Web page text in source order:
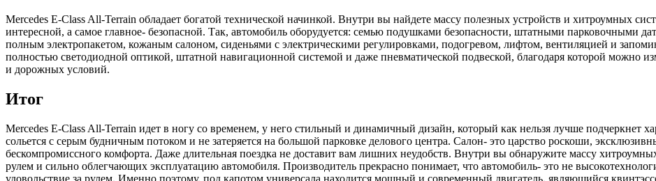
Mercedes E-Class All-Terrain обладает богатой технической начинкой. Внутри вы найдете массу полезных устройств и хитроумных
интересной, а самое главное- безопасной. Так, автомобиль оборудуется: семью подушками безопасности, штатными парковочными
полным электропакетом, кожаным салоном, сиденьями с электрическими регулировками, подогревом, лифтом, вентиляцией и
полностью светодиодной оптикой, штатной навигационной системой и даже пневматической подвеской, благодаря которой можно
и дорожных условий.
Итог
Mercedes E-Class All-Terrain идет в ногу со временем, у него стильный и динамичный дизайн, который как нельзя лучше подчеркнет
сольется с серым будничным потоком и не затеряется на большой парковке делового центра. Салон- это царство роскоши,
бескомпромиссного комфорта. Даже длительная поездка не доставит вам лишних неудобств. Внутри вы обнаружите массу
рулем и сильно облегчающих эксплуатацию автомобиля. Производитель прекрасно понимает, что автомобиль- это не
удовольствие за рулем. Именно поэтому, под капотом универсала находится мощный и современный двигатель, являющийся